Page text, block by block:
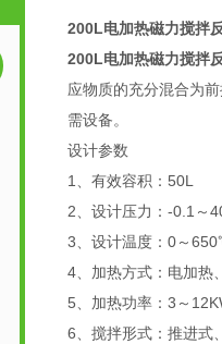
200L电加热磁力搅拌
200L电加热磁力搅拌
应物质的充分混合为
需设备。
设计参数
1、有效容积：50L
2、设计压力：-0.1～
3、设计温度：0～
4、加热方式：电加热
5、加热功率：3～
6、搅拌形式：推进式